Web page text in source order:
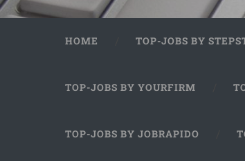
HOME TOP-JOBS BY
TOP-JOBS BY YOURFIRM
TOP-JOBS BY JOBRAPIDO